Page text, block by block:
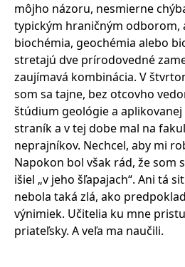
môjho názoru, nesmierne
typickým hraničným odborom,
biochémia, geochémia alebo
stretajú dve prírodovedné
zaujímavá kombinácia. V
som sa tajne, bez otcovho
štúdium geológie a
straník a v tej dobe mal na
neprajníkov. Nechcel, aby mi
Napokon bol však rád, že som
išiel „v jeho šľapajach“. Ani tá
nebola taká zlá, ako
výnimiek. Učitelia ku mne
priateľsky. A veľa ma naučili.